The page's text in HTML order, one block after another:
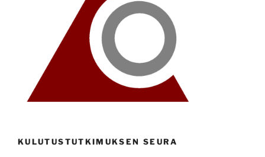
KULUTUSTUTKIMUKSEN SEURA